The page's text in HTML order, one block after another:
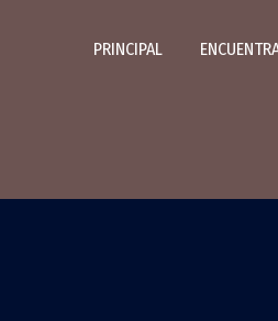
PRINCIPAL